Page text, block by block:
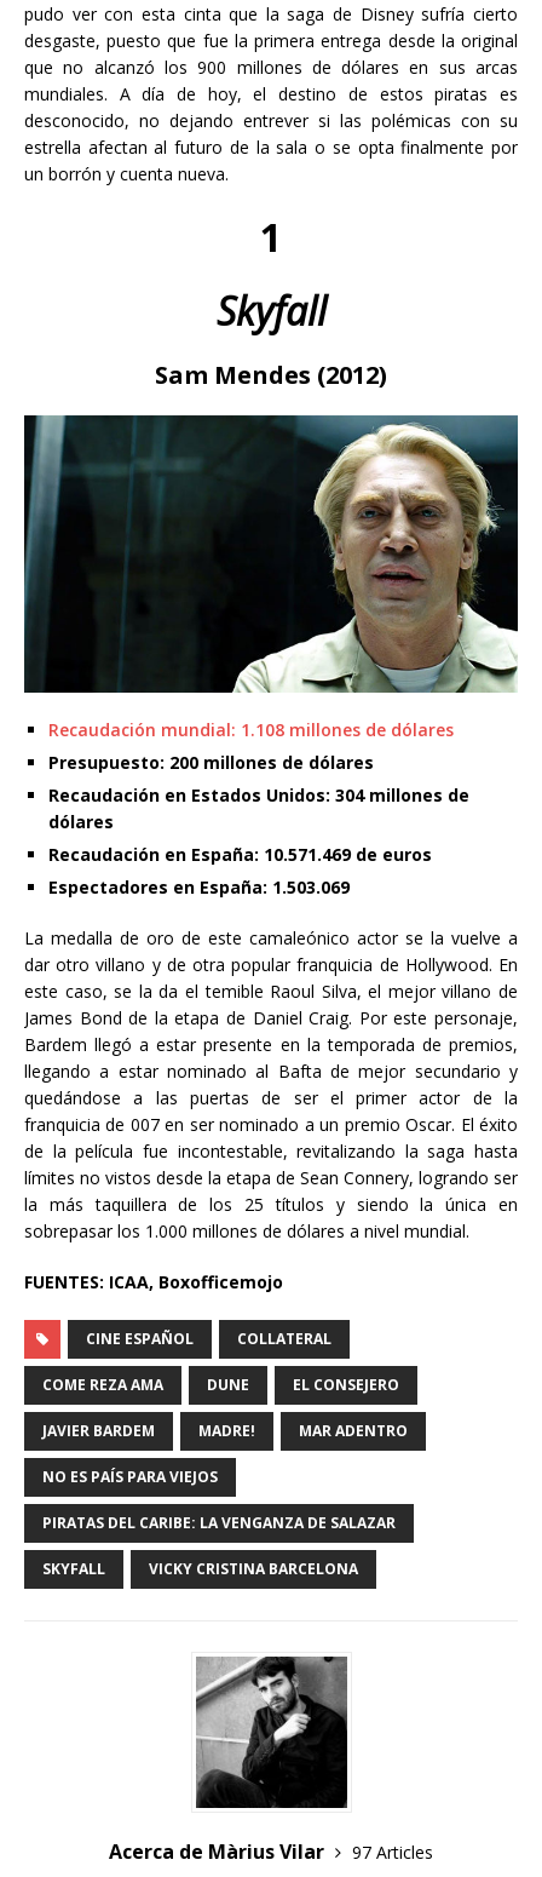
pudo ver con esta cinta que la saga de Disney sufría cierto
desgaste, puesto que fue la primera entrega desde la original
que no alcanzó los 900 millones de dólares en sus arcas
mundiales. A día de hoy, el destino de estos piratas es
desconocido, no dejando entrever si las polémicas con su
estrella afectan al futuro de la sala o se opta finalmente por
un borrón y cuenta nueva.
1
Skyfall
Sam Mendes (2012)
Recaudación mundial: 1.108 millones de dólares
Presupuesto: 200 millones de dólares
Recaudación en Estados Unidos: 304 millones de
dólares
Recaudación en España: 10.571.469 de euros
Espectadores en España: 1.503.069
La medalla de oro de este camaleónico actor se la vuelve a
dar otro villano y de otra popular franquicia de Hollywood. En
este caso, se la da el temible Raoul Silva, el mejor villano de
James Bond de la etapa de Daniel Craig. Por este personaje,
Bardem llegó a estar presente en la temporada de premios,
llegando a estar nominado al Bafta de mejor secundario y
quedándose a las puertas de ser el primer actor de la
franquicia de 007 en ser nominado a un premio Oscar. El éxito
de la película fue incontestable, revitalizando la saga hasta
límites no vistos desde la etapa de Sean Connery, logrando ser
la más taquillera de los 25 títulos y siendo la única en
sobrepasar los 1.000 millones de dólares a nivel mundial.
FUENTES: ICAA, Boxofficemojo
CINE ESPAÑOL COLLATERAL
COME REZA AMA DUNE EL CONSEJERO
JAVIER BARDEM MADRE! MAR ADENTRO
NO ES PAÍS PARA VIEJOS
PIRATAS DEL CARIBE: LA VENGANZA DE SALAZAR
SKYFALL VICKY CRISTINA BARCELONA
Acerca de Màrius Vilar 97 Articles